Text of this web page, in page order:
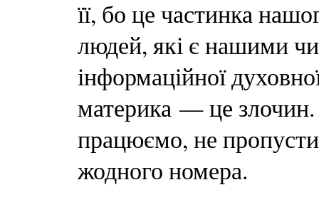
її, бо це частинка
людей, які є нашими
інформаційної
материка — це злочин.
працюємо, не
жодного номера.